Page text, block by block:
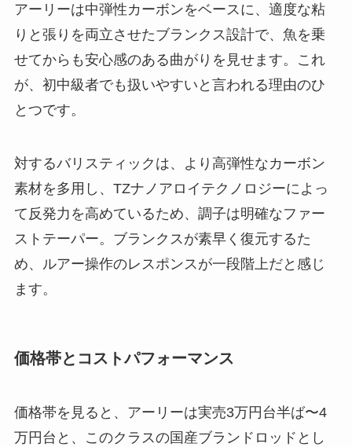
アーリーは中弾性カーボンをベースに、適度な粘
りと張りを両立させたブランクス設計で、魚を乗
せてからも安心感のある曲がりを見せます。これ
が、初中級者でも扱いやすいと言われる理由のひ
とつです。
対するバリスティックは、より高弾性なカーボン
素材を多用し、TZナノアロイテクノロジーによっ
て反発力を高めているため、調子は明確なファー
ストテーパー。ブランクスが素早く復元するた
め、ルアー操作のレスポンスが一段階上だと感じ
ます。
価格帯とコストパフォーマンス
価格帯を見ると、アーリーは実売3万円台半ば〜4
万円台と、このクラスの国産ブランドロッドとし